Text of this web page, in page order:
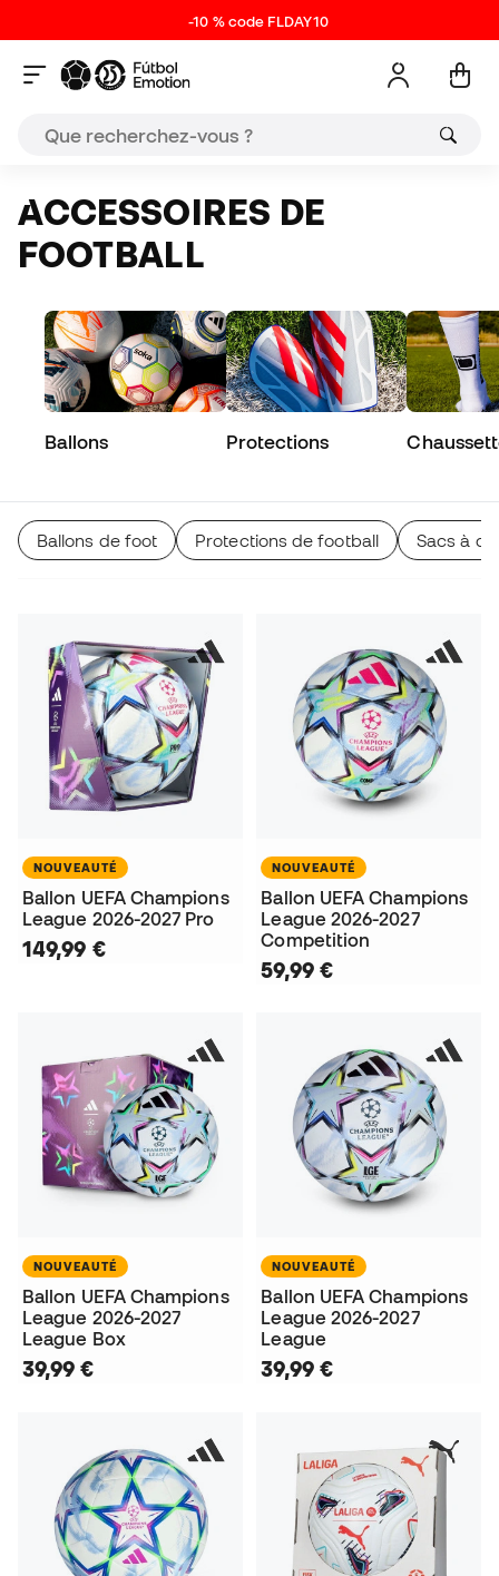
-10 % code FLDAY10
ACCESSOIRES DE
FOOTBALL
Ballons Protections
Ballons de foot Protections de football Sacs à
NOUVEAUTÉ
Ballon UEFA Champions
League 2026-2027 Pro
149,99 €
NOUVEAUTÉ
Ballon UEFA Champions
League 2026-2027
Competition
59,99 €
NOUVEAUTÉ
Ballon UEFA Champions
League 2026-2027
League Box
39,99 €
NOUVEAUTÉ
Ballon UEFA Champions
League 2026-2027
League
39,99 €